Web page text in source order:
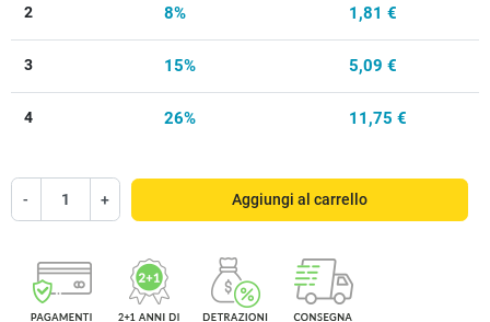
2 8% 1,81 €
3 15% 5,09 €
4 26% 11,75 €
- + Aggiungi al carrello